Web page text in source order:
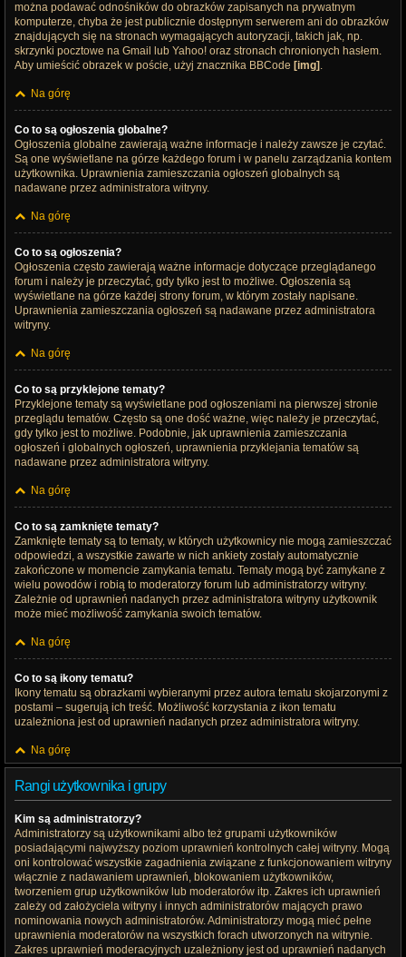
można podawać odnośników do obrazków zapisanych na prywatnym
komputerze, chyba że jest publicznie dostępnym serwerem ani do obrazków
znajdujących się na stronach wymagających autoryzacji, takich jak, np.
skrzynki pocztowe na Gmail lub Yahoo! oraz stronach chronionych hasłem.
Aby umieścić obrazek w poście, użyj znacznika BBCode [img] .
Na górę
Co to są ogłoszenia globalne?
Ogłoszenia globalne zawierają ważne informacje i należy zawsze je czytać.
Są one wyświetlane na górze każdego forum i w panelu zarządzania kontem
użytkownika. Uprawnienia zamieszczania ogłoszeń globalnych są
nadawane przez administratora witryny.
Na górę
Co to są ogłoszenia?
Ogłoszenia często zawierają ważne informacje dotyczące przeglądanego
forum i należy je przeczytać, gdy tylko jest to możliwe. Ogłoszenia są
wyświetlane na górze każdej strony forum, w którym zostały napisane.
Uprawnienia zamieszczania ogłoszeń są nadawane przez administratora
witryny.
Na górę
Co to są przyklejone tematy?
Przyklejone tematy są wyświetlane pod ogłoszeniami na pierwszej stronie
przeglądu tematów. Często są one dość ważne, więc należy je przeczytać,
gdy tylko jest to możliwe. Podobnie, jak uprawnienia zamieszczania
ogłoszeń i globalnych ogłoszeń, uprawnienia przyklejania tematów są
nadawane przez administratora witryny.
Na górę
Co to są zamknięte tematy?
Zamknięte tematy są to tematy, w których użytkownicy nie mogą zamieszczać
odpowiedzi, a wszystkie zawarte w nich ankiety zostały automatycznie
zakończone w momencie zamykania tematu. Tematy mogą być zamykane z
wielu powodów i robią to moderatorzy forum lub administratorzy witryny.
Zależnie od uprawnień nadanych przez administratora witryny użytkownik
może mieć możliwość zamykania swoich tematów.
Na górę
Co to są ikony tematu?
Ikony tematu są obrazkami wybieranymi przez autora tematu skojarzonymi z
postami – sugerują ich treść. Możliwość korzystania z ikon tematu
uzależniona jest od uprawnień nadanych przez administratora witryny.
Na górę
Rangi użytkownika i grupy
Kim są administratorzy?
Administratorzy są użytkownikami albo też grupami użytkowników
posiadającymi najwyższy poziom uprawnień kontrolnych całej witryny. Mogą
oni kontrolować wszystkie zagadnienia związane z funkcjonowaniem witryny
włącznie z nadawaniem uprawnień, blokowaniem użytkowników,
tworzeniem grup użytkowników lub moderatorów itp. Zakres ich uprawnień
zależy od założyciela witryny i innych administratorów mających prawo
nominowania nowych administratorów. Administratorzy mogą mieć pełne
uprawnienia moderatorów na wszystkich forach utworzonych na witrynie.
Zakres uprawnień moderacyjnych uzależniony jest od uprawnień nadanych